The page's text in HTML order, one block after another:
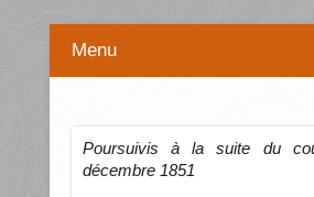
Menu
Poursuivis à la suite du
décembre 1851